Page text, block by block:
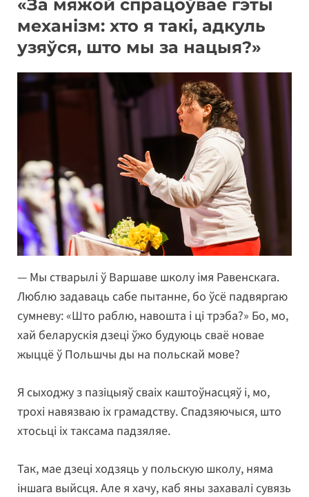
«За мяжой спрацоўвае гэты
механізм: хто я такі, адкуль
узяўся, што мы за нацыя?»
— Мы стварылі ў Варшаве школу імя Равенскага.
Люблю задаваць сабе пытанне, бо ўсё падвяргаю
сумневу: «Што раблю, навошта і ці трэба?» Бо, мо,
хай беларускія дзеці ўжо будуюць сваё новае
жыццё ў Польшчы ды на польскай мове?
Я сыходжу з пазіцыяў сваіх каштоўнасцяў і, мо,
трохі навязваю іх грамадству. Спадзяючыся, што
хтосьці іх таксама падзяляе.
Так, мае дзеці ходзяць у польскую школу, няма
іншага выйсця. Але я хачу, каб яны захавалі сувязь